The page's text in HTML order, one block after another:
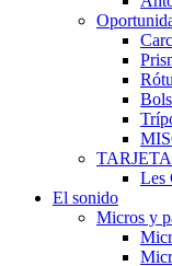
Les
El sonido
Micros y